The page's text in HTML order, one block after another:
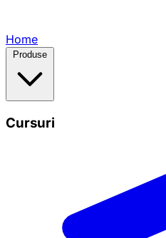
Home
Produse
Cursuri